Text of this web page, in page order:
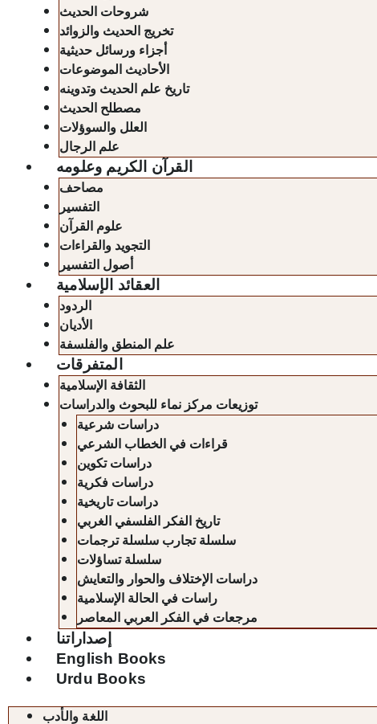
شروحات الحديث
تخريج الحديث والزوائد
أجزاء ورسائل حديثية
الأحاديث الموضوعات
تاريخ علم الحديث وتدوينه
مصطلح الحديث
العلل والسوؤلات
علم الرجال
القرآن الكريم وعلومه
مصاحف
التفسير
علوم القرآن
التجويد والقراءات
أصول التفسير
العقائد الإسلامية
الردود
الأديان
علم المنطق والفلسفة
المتفرقات
الثقافة الإسلامية
توزيعات مركز نماء للبحوث والدراسات
دراسات شرعية
قراءات في الخطاب الشرعي
دراسات تكوين
دراسات فكرية
دراسات تاريخية
تاريخ الفكر الفلسفي الغربي
سلسلة تجارب سلسلة ترجمات
سلسلة تساؤلات
دراسات الإختلاف والحوار والتعايش
راسات في الحالة الإسلامية
مرجعات في الفكر العربي المعاصر
إصداراتنا
English Books
Urdu Books
اللغة والأدب